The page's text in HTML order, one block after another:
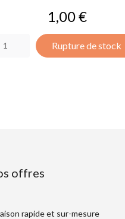
Prix
1,00 €
Rupture de stock
offres
rapide et sur-mesure